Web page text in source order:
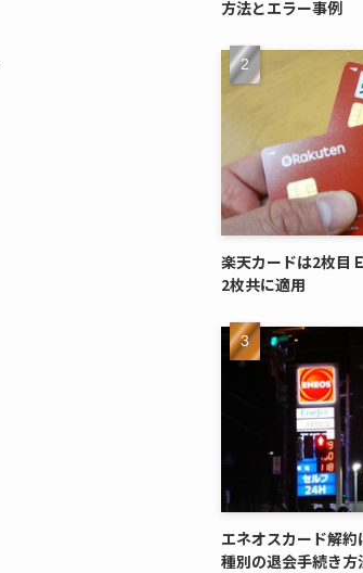
方法とエラー事例
楽天カードは2枚目
2枚共に適用
エネオスカード解約
種別の退会手続き方